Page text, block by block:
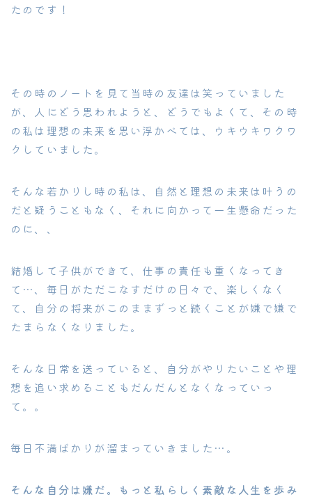
たのです！
その時のノートを見て当時の友達は笑っていました
が、人にどう思われようと、どうでもよくて、その時
の私は理想の未来を思い浮かべては、ウキウキワクワ
クしていました。
そんな若かりし時の私は、自然と理想の未来は叶うの
だと疑うこともなく、それに向かって一生懸命だった
のに、、
結婚して子供ができて、仕事の責任も重くなってき
て…、毎日がただこなすだけの日々で、楽しくなく
て、自分の将来がこのままずっと続くことが嫌で嫌で
たまらなくなりました。
そんな日常を送っていると、自分がやりたいことや理
想を追い求めることもだんだんとなくなっていっ
て。。
毎日不満ばかりが溜まっていきました…。
そんな自分は嫌だ。もっと私らしく素敵な人生を歩み